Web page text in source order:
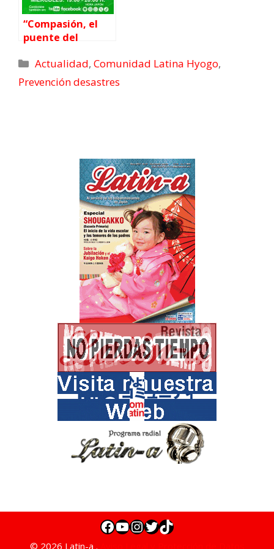
“Compasión, el
puente del
Actualidad,Comunidad Latina Hyogo,
Prevención desastres
© 2026 Latin-a .